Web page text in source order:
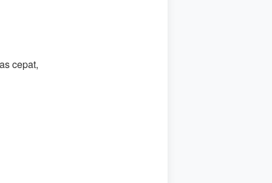
cepat,